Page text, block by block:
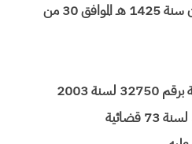
في يوم الخميس 16 من شعبان سنة 1425 هـ الموافق 30 من
في الطعن المقيد في جدول النيابة برقم 32750 لسنة 2003